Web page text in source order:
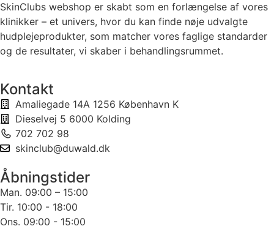
SkinClubs webshop er skabt som en forlængelse af vores
klinikker – et univers, hvor du kan finde nøje udvalgte
hudplejeprodukter, som matcher vores faglige standarder
og de resultater, vi skaber i behandlingsrummet.
Kontakt
Amaliegade 14A 1256 København K
Dieselvej 5 6000 Kolding
702 702 98
skinclub@duwald.dk
Åbningstider
Man. 09:00 – 15:00
Tir. 10:00 - 18:00
Ons. 09:00 - 15:00